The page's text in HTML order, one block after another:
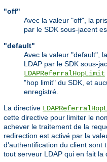
"off"
Avec la valeur "off", la
par le SDK sous-jacent
"default"
Avec la valeur "default",
LDAP par le SDK sous-
LDAPReferralHopLimit
"hop limit" du SDK, et
enregistré.
La directive
cette directive pour limiter le
achever le traitement de la
redirection est activé par la
d'authentification du client sont
tout serveur LDAP qui en fait la